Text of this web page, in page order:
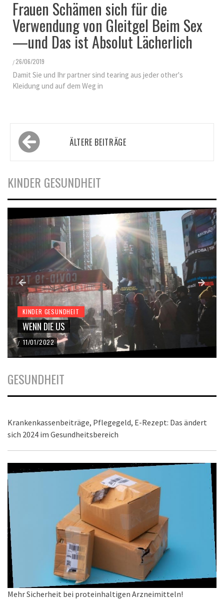
Frauen Schämen sich für die
Verwendung von Gleitgel Beim Sex
—und Das ist Absolut Lächerlich
/ 26/06/2019
Damit Sie und Ihr partner sind tearing aus jeder other's
Kleidung und auf dem Weg in
Beitragsnavigation
ÄLTERE BEITRÄGE
KINDER GESUNDHEIT
KINDER GESUNDHEIT
WENN DIE US
/ 11/01/2022
GESUNDHEIT
Krankenkassenbeiträge, Pflegegeld, E-Rezept: Das ändert
sich 2024 im Gesundheitsbereich
Mehr Sicherheit bei proteinhaltigen Arzneimitteln!